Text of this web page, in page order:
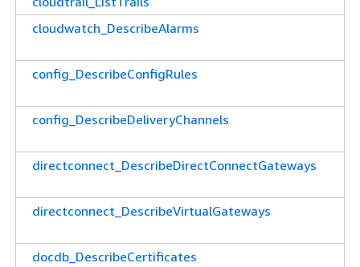
cloudwatch_DescribeAlarms
config_DescribeConfigRules
config_DescribeDeliveryChannels
directconnect_DescribeDirectConnectGateways
directconnect_DescribeVirtualGateways
docdb_DescribeCertificates